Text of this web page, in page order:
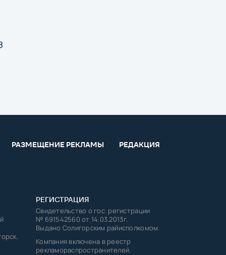
РАЗМЕЩЕНИЕ РЕКЛАМЫ РЕДАКЦИЯ
РЕГИСТРАЦИЯ
Свидетельство о гос. регистрации
№ 691542560 от 14.03.2013г.
Выдано Солигорским райисполкомом.
Компания включена в реестр
рекламораспространителей.